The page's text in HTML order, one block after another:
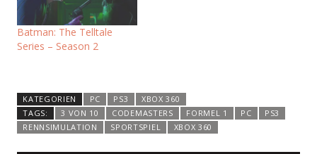
Batman: The Telltale
Series – Season 2
KATEGORIEN PC PS3
XBOX 360
TAGS:
3 VON 10 CODEMASTERS FORMEL 1 PC
PS3
RENNSIMULATION
SPORTSPIEL XBOX 360